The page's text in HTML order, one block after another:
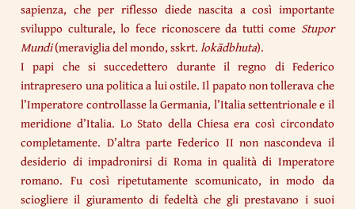
sapienza, che per riflesso diede nascita a così importante
sviluppo culturale, lo fece riconoscere da tutti come Stupor
Mundi(meraviglia del mondo, sskrt.lokādbhuta).
I papi che si succedettero durante il regno di Federico
intrapresero una politica a lui ostile. Il papato non tollerava che
l’Imperatore controllasse la Germania, l’Italia settentrionale e il
meridione d’Italia. Lo Stato della Chiesa era così circondato
completamente. D’altra parte Federico II non nascondeva il
desiderio di impadronirsi di Roma in qualità di Imperatore
romano. Fu così ripetutamente scomunicato, in modo da
sciogliere il giuramento di fedeltà che gli prestavano i suoi